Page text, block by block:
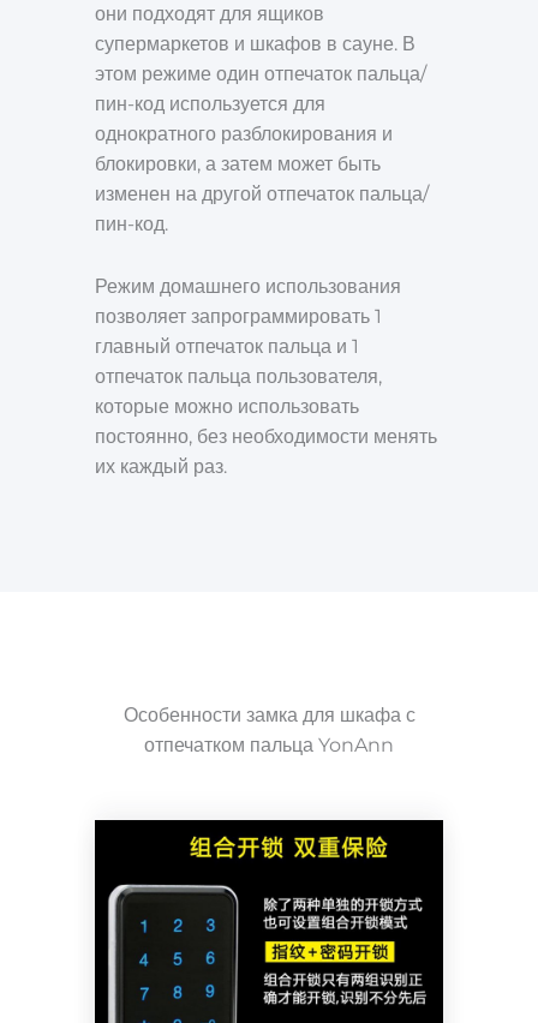
они подходят для ящиков
супермаркетов и шкафов в сауне. В
этом режиме один отпечаток пальца/
пин-код используется для
однократного разблокирования и
блокировки, а затем может быть
изменен на другой отпечаток пальца/
пин-код.
Режим домашнего использования
позволяет запрограммировать 1
главный отпечаток пальца и 1
отпечаток пальца пользователя,
которые можно использовать
постоянно, без необходимости менять
их каждый раз.
Особенности замка для шкафа с
отпечатком пальца YonAnn